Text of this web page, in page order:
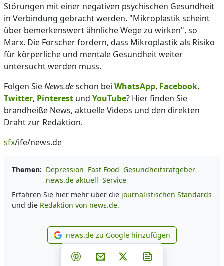
Störungen mit einer negativen psychischen Gesundheit
in Verbindung gebracht werden. "Mikroplastik scheint
über bemerkenswert ähnliche Wege zu wirken", so
Marx. Die Forscher fordern, dass Mikroplastik als Risiko
für körperliche und mentale Gesundheit weiter
untersucht werden muss.
Folgen SieNews.deschon bei WhatsApp, Facebook,
Twitter, Pinterest und YouTube? Hier finden Sie
brandheiße News, aktuelle Videos und den direkten
Draht zur Redaktion.
sfx/ife/news.de
Themen: Depression Fast Food Gesundheitsratgeber
news.de aktuell Service
Erfahren Sie hier mehr über die journalistischen Standards
und die Redaktion von news.de.
news.de zu Google
news.de zu Google hinzufügen
Teilen auf Facebook
Teilen auf Whatsapp
Teilen auf Telegram
Teilen auf Pinterest
Per E-Mail teilen
Post auf X